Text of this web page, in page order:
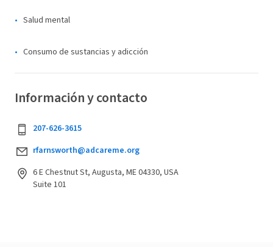
Salud mental
Consumo de sustancias y adicción
Información y contacto
207-626-3615
rfarnsworth@adcareme.org
6 E Chestnut St, Augusta, ME 04330, USA
Suite 101